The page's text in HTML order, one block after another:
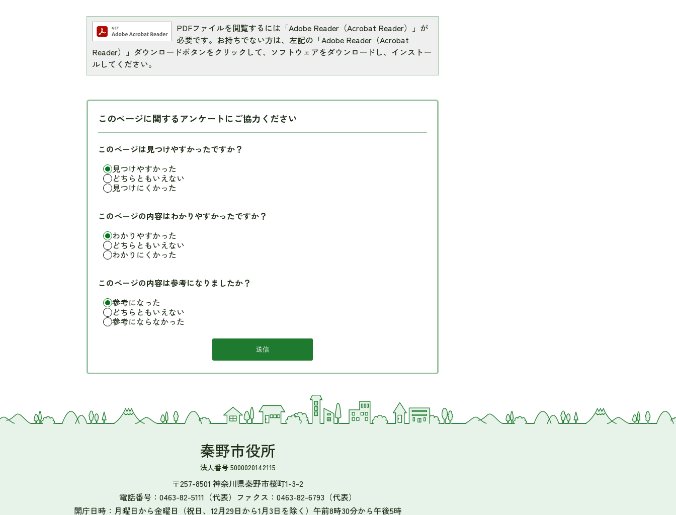
PDFファイルを閲覧するには「Adobe Reader（Acrobat Reader）」が
必要です。お持ちでない方は、左記の「Adobe Reader（Acrobat
Reader）」ダウンロードボタンをクリックして、ソフトウェアをダウンロードし、インストー
ルしてください。
このページに関するアンケートにご協力ください
このページは見つけやすかったですか？
見つけやすかった
どちらともいえない
見つけにくかった
このページの内容はわかりやすかったですか？
わかりやすかった
どちらともいえない
わかりにくかった
このページの内容は参考になりましたか？
参考になった
どちらともいえない
参考にならなかった
秦野市役所
法人番号 5000020142115
〒257-8501 神奈川県秦野市桜町1-3-2
電話番号：0463-82-5111（代表） ファクス：0463-82-6793（代表）
開庁日時：月曜日から金曜日（祝日、12月29日から1月3日を除く）午前8時30分から午後5時